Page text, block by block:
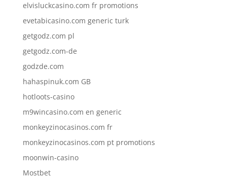
elvisluckcasino.com fr promotions
evetabicasino.com generic turk
getgodz.com pl
getgodz.com-de
godzde.com
hahaspinuk.com GB
hotloots-casino
m9wincasino.com en generic
monkeyzinocasinos.com fr
monkeyzinocasinos.com pt promotions
moonwin-casino
Mostbet